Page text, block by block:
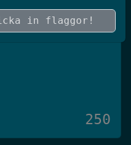
250
250